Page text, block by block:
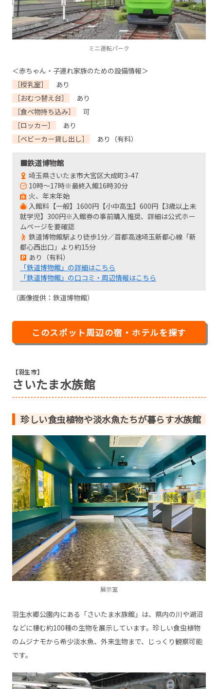
ミニ運転パーク
＜赤ちゃん・子連れ家族のための設備情報＞
［授乳室］
あり
［おむつ替え台］
あり
［食べ物持ち込み］
可
［ロッカー］
あり
［ベビーカー貸し出し］
あり（有料）
■鉄道博物館
埼玉県さいたま市大宮区大成町3-47
10時～17時※最終入館16時30分
火、年末年始
入館料【一般】1600円【小中高生】600円【3歳以上未
就学児】300円※入館券の事前購入推奨、詳細は公式ホー
ムページを要確認
鉄道博物館駅より徒歩1分／首都高速埼玉新都心線「新
都心西出口」より約15分
あり（有料）
「鉄道博物館」の詳細はこちら
「鉄道博物館」の口コミ・周辺情報はこちら
（画像提供：鉄道博物館）
このスポット周辺の宿・ホテルを探す
【羽生市】
さいたま水族館
珍しい食虫植物や淡水魚たちが暮らす水族館
展示室
羽生水郷公園内にある「さいたま水族館」は、県内の川や湖沼
などに棲む約100種の生物を展示しています。珍しい食虫植物
のムジナモから希少淡水魚、外来生物まで、じっくり観察可能
です。